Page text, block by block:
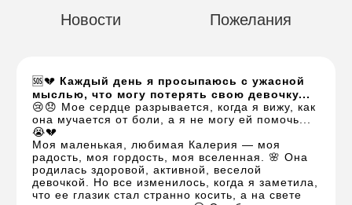
Новости Пожелания
🆘💔 Каждый день я просыпаюсь с ужасной
мыслью, что могу потерять свою девочку...
😢😞 Мое сердце разрывается, когда я вижу, как
она мучается от боли, а я не могу ей помочь...
😭💔
Моя маленькая, любимая Калерия — моя
радость, моя гордость, моя вселенная. 🌸 Она
родилась здоровой, активной, веселой
девочкой. Но все изменилось, когда я заметила,
что ее глазик стал странно косить, а на свете